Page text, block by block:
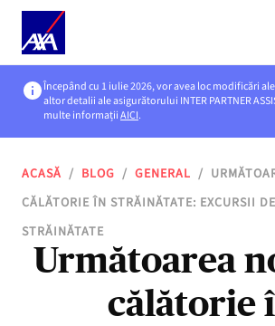
Începând cu 1 iulie 2026, vor avea loc modificări
altor detalii ale asigurătorului INTER PARTNER
multe informațiiAICI.
ACASĂ / BLOG / GENERAL /
CĂLĂTORIE ÎN STRĂINĂTATE: EXCURSII
STRĂINĂTATE
Următoarea
călătorie